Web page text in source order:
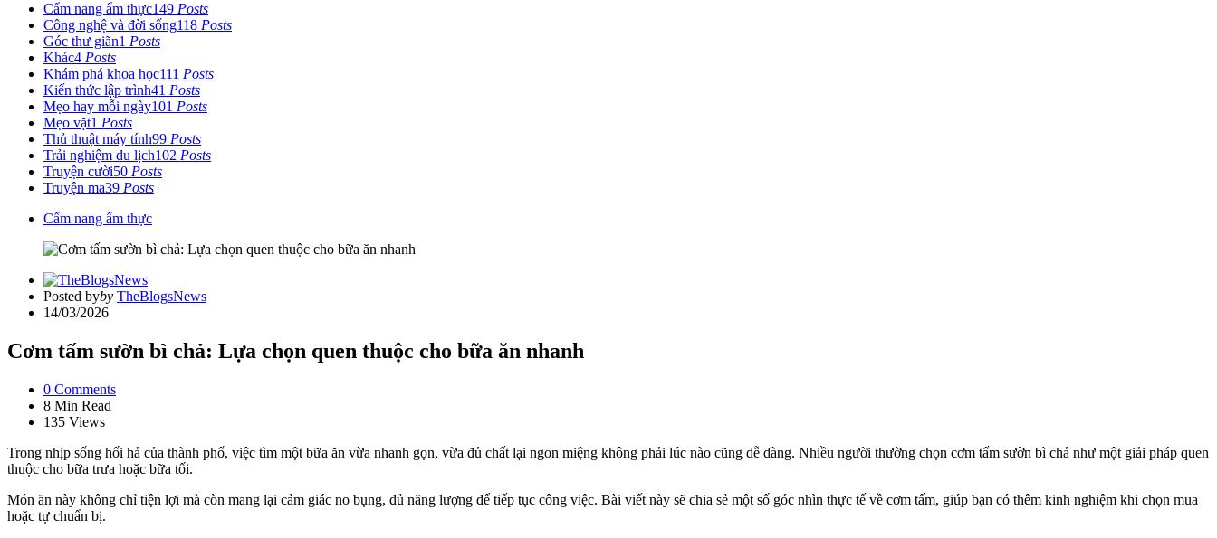
Cẩm nang ẩm thực149 Posts
Công nghệ và đời sống118 Posts
Góc thư giãn1 Posts
Khác4 Posts
Khám phá khoa học111 Posts
Kiến thức lập trình41 Posts
Mẹo hay mỗi ngày101 Posts
Mẹo vặt1 Posts
Thủ thuật máy tính99 Posts
Trải nghiệm du lịch102 Posts
Truyện cười50 Posts
Truyện ma39 Posts
Cẩm nang ẩm thực
Posted byby TheBlogsNews
14/03/2026
Cơm tấm sườn bì chả: Lựa chọn quen thuộc cho bữa ăn nhanh
0 Comments
8 Min Read
135 Views
Trong nhịp sống hối hả của thành phố, việc tìm một bữa ăn vừa nhanh gọn, vừa đủ chất lại ngon miệng không phải lúc nào cũng dễ dàng. Nhiều người thường chọn cơm tấm sườn bì chả như một giải pháp quen
thuộc cho bữa trưa hoặc bữa tối.
Món ăn này không chỉ tiện lợi mà còn mang lại cảm giác no bụng, đủ năng lượng để tiếp tục công việc. Bài viết này sẽ chia sẻ một số góc nhìn thực tế về cơm tấm, giúp bạn có thêm kinh nghiệm khi chọn mua
hoặc tự chuẩn bị.